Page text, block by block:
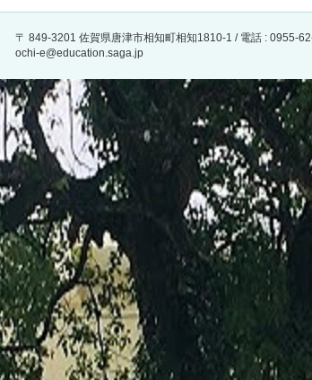
〒 849-3201 佐賀県唐津市相知町相知1810-1 / 電話 :
ochi-e@education.saga.jp